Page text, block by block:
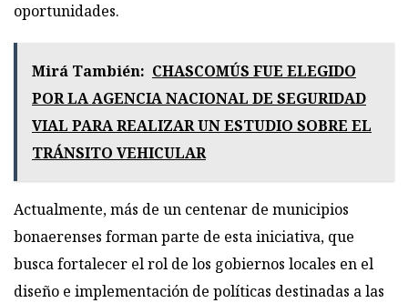
oportunidades.
Mirá También: CHASCOMÚS FUE ELEGIDO
POR LA AGENCIA NACIONAL DE SEGURIDAD
VIAL PARA REALIZAR UN ESTUDIO SOBRE EL
TRÁNSITO VEHICULAR
Actualmente, más de un centenar de municipios
bonaerenses forman parte de esta iniciativa, que
busca fortalecer el rol de los gobiernos locales en el
diseño e implementación de políticas destinadas a las